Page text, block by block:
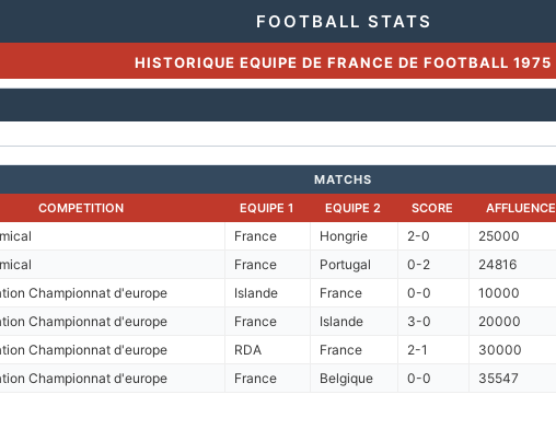
FOOTBALL STATS
HISTORIQUE EQUIPE DE FRANCE DE FOOTBALL 1975
MATCHS
COMPETITION EQUIPE 1 EQUIPE 2 SCORE AFFLUENCE
France Hongrie 2-0 25000
France Portugal 0-2 24816
Championnat d'europe Islande France 0-0 10000
Championnat d'europe France Islande 3-0 20000
Championnat d'europe RDA France 2-1 30000
Championnat d'europe France Belgique 0-0 35547